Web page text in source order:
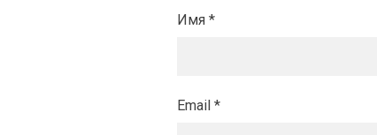
Имя *
Email *